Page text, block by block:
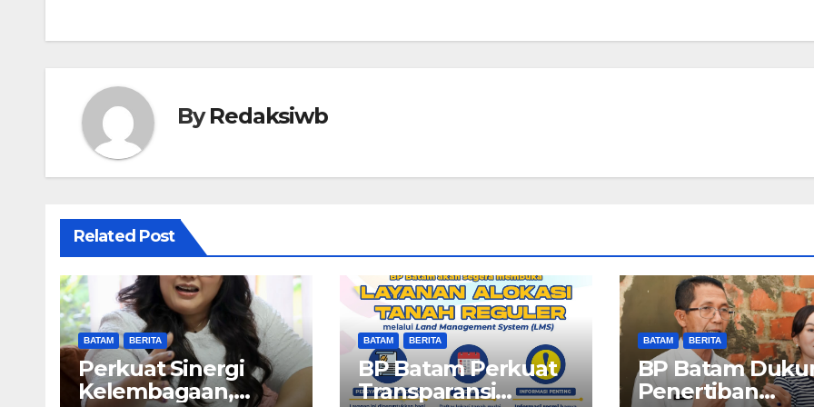
ByRedaksiwb
Related Post
BATAM BERITA
Perkuat Sinergi
Kelembagaan,
BATAM BERITA
BP Batam Perkuat
Transparansi
BATAM BERITA
BP Batam
Penertiban